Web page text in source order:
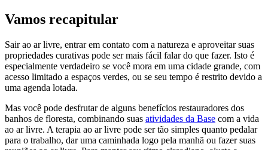
Vamos recapitular
Sair ao ar livre, entrar em contato com a natureza e aproveitar suas
propriedades curativas pode ser mais fácil falar do que fazer. Isto é
especialmente verdadeiro se você mora em uma cidade grande, com
acesso limitado a espaços verdes, ou se seu tempo é restrito devido a
uma agenda lotada.
Mas você pode desfrutar de alguns benefícios restauradores dos
banhos de floresta, combinando suas atividades da Base com a vida
ao ar livre. A terapia ao ar livre pode ser tão simples quanto pedalar
para o trabalho, dar uma caminhada logo pela manhã ou fazer suas